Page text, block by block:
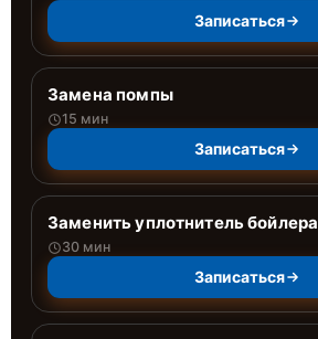
Записаться
Замена помпы
15 мин
Записаться
Заменить уплотнитель бойлера
30 мин
Записаться